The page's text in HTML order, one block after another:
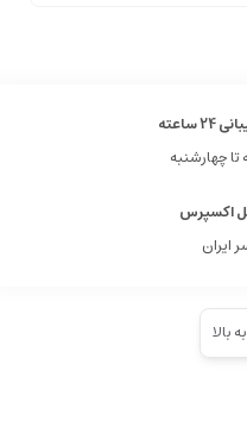
ساعته
چهارشنبه
اکسپرس
ایران
بالا